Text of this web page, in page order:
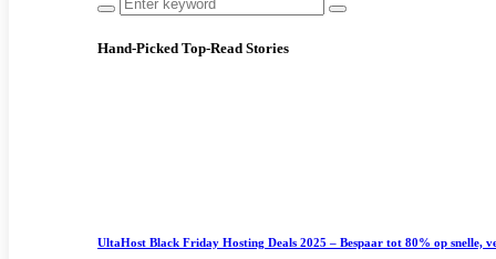
Hand-Picked Top-Read Stories
UltaHost Black Friday Hosting Deals 2025 – Bespaar tot 80% op snelle,